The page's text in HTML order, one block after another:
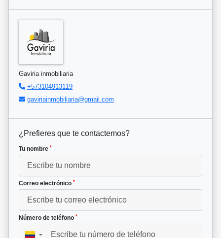
Gaviria inmobiliaria
+573104913119
gaviriainmobiliaria@gmail.com
¿Prefieres que te contactemos?
Tu nombre *
Correo electrónico *
Número de teléfono *
▼